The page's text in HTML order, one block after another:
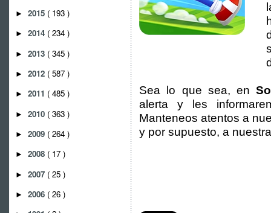
► 2015 ( 193 )
► 2014 ( 234 )
► 2013 ( 345 )
► 2012 ( 587 )
► 2011 ( 485 )
► 2010 ( 363 )
► 2009 ( 264 )
► 2008 ( 17 )
► 2007 ( 25 )
► 2006 ( 26 )
Sea lo que sea, en
alerta y les
Manteneos atentos a
y por supuesto, a